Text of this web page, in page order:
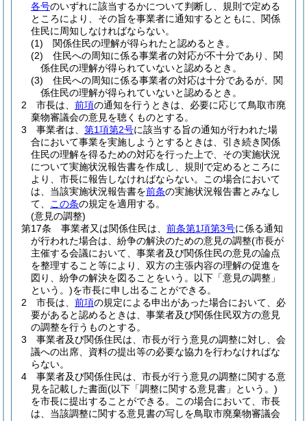
各号のいずれに該当するかについて判断し、規則で定める
ところにより、その旨を事業者に通知するとともに、関係
住民に周知しなければならない。
(1)
関係住民の理解が得られたと認めるとき。
(2)
住民への周知に係る事業者の対応が不十分であり、関
係住民の理解が得られていないと認めるとき。
(3)
住民への周知に係る事業者の対応は十分であるが、関
係住民の理解が得られていないと認めるとき。
2
市長は、 前項の通知を行うときは、必要に応じて鳥取市廃
棄物審議会の意見を聴くものとする。
3
事業者は、 第1項第2号に該当する旨の通知が行われた場
合において事業を実施しようとするときは、引き続き関係
住民の理解を得るための対応を行った上で、その実施状況
について実施状況報告書を作成し、規則で定めるところに
より、市長に報告しなければならない。
この場合において
は、当該実施状況報告書を前条の実施状況報告書とみなし
て、
この条の規定を適用する。
(意見の調整)
第17条
事業者又は関係住民は、 前条第1項第3号に係る通知
が行われた場合は、紛争の解決のための意見の調整(市長が
主催する会議において、事業者及び関係住民の意見の論点
を整理すること等により、双方の主張内容の理解の促進を
図り、紛争の解決を図ることをいう。以下「意見の調整」
という。)を市長に申し出ることができる。
2
市長は、 前項の規定による申出があった場合において、必
要があると認めるときは、事業者及び関係住民双方の意見
の調整を行うものとする。
3
事業者及び関係住民は、市長が行う意見の調整に対し、会
議への出席、資料の提出等の必要な協力を行わなければな
らない。
4
事業者及び関係住民は、市長が行う意見の調整に関する意
見を記載した書面(以下「調整に関する意見書」という。)
を市長に提出することができる。
この場合において、市長
は、当該調整に関する意見書の写しを鳥取市廃棄物審議会